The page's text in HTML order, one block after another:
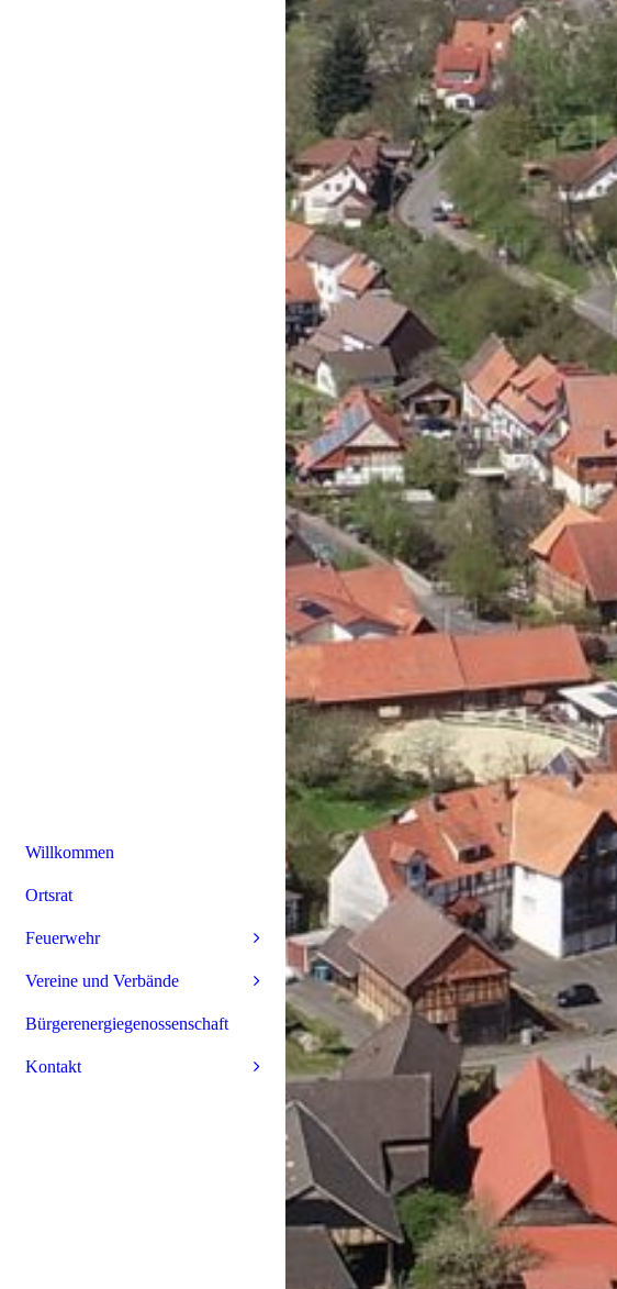
Willkommen
Ortsrat
Feuerwehr
Vereine und Verbände
Bürgerenergiegenossenschaft
Kontakt